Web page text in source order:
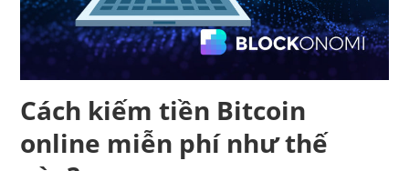
Cách kiếm tiền Bitcoin
online miễn phí như thế